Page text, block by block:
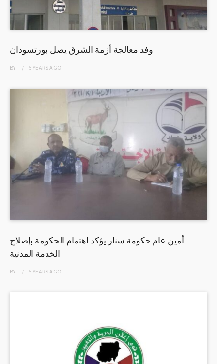
وفد معالجة أزمة الشرق يصل بورتسودان
BY 5 YEARSAGO
أمين عام حكومة سنار يؤكد اهتمام الحكومة بإصلاح
الخدمة المدنية
BY 5 YEARSAGO